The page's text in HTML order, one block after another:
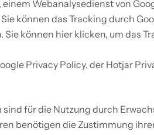
Webanalysedienst von
können das Tracking durch
können hier klicken, um das
Privacy Policy, der Hotjar
für die Nutzung durch
benötigen die Zustimmung